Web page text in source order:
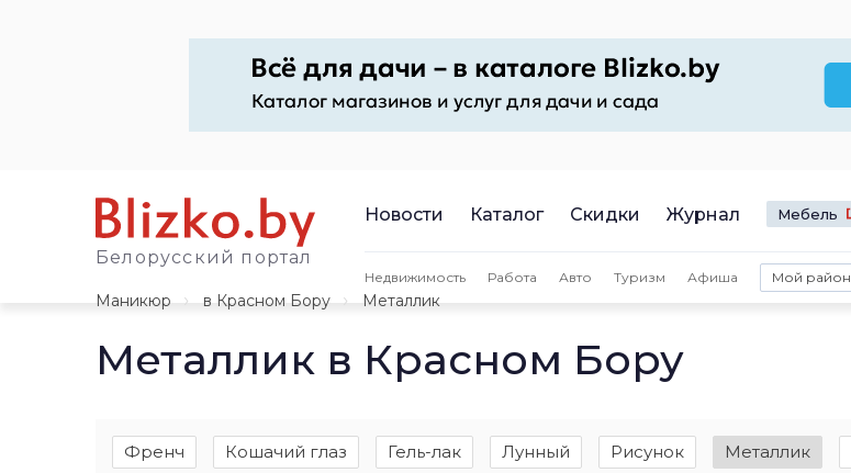
Белорусский портал
Новости Каталог Скидки Журнал Мебель
Недвижимость Работа Авто Туризм Афиша Мой район
Маникюр
в Красном Бору Металлик
Металлик в Красном Бору
Френч Кошачий глаз Гель-лак Лунный Рисунок Металлик